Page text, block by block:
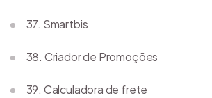
37. Smartbis
38. Criador de Promoções
39. Calculadora de frete